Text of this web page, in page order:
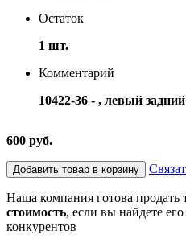
Остаток
1 шт.
Комментарий
10422-36 - , левый задний
600 руб.
Добавить товар в корзину
Наша компания готова продать
стоимость, если вы найдете
конкурентов